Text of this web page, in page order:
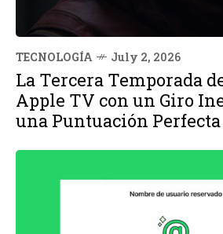
TECNOLOGÍA July 2, 2026
La Tercera Temporada
Apple TV con un Giro
una Puntuación Perfecta